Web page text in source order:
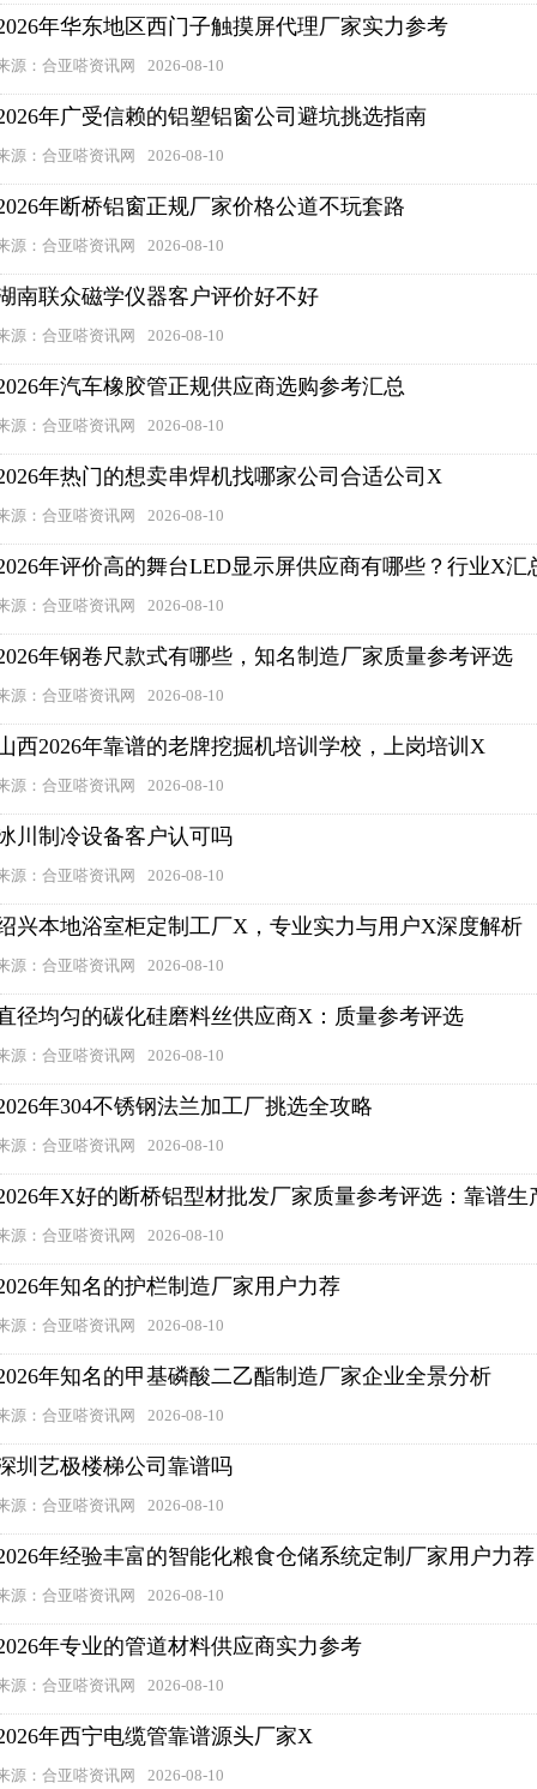
年华东地区西门子触摸屏代理厂家实力参考
源：合亚嗒资讯网 2026-08-10
年广受信赖的铝塑铝窗公司避坑挑选指南
源：合亚嗒资讯网 2026-08-10
年断桥铝窗正规厂家价格公道不玩套路
源：合亚嗒资讯网 2026-08-10
南联众磁学仪器客户评价好不好
源：合亚嗒资讯网 2026-08-10
年汽车橡胶管正规供应商选购参考汇总
源：合亚嗒资讯网 2026-08-10
年热门的想卖串焊机找哪家公司合适公司X
源：合亚嗒资讯网 2026-08-10
年评价高的舞台LED显示屏供应商有哪些？行业X汇
源：合亚嗒资讯网 2026-08-10
年钢卷尺款式有哪些，知名制造厂家质量参考评选
源：合亚嗒资讯网 2026-08-10
西2026年靠谱的老牌挖掘机培训学校，上岗培训X
源：合亚嗒资讯网 2026-08-10
川制冷设备客户认可吗
源：合亚嗒资讯网 2026-08-10
兴本地浴室柜定制工厂X，专业实力与用户X深度解析
源：合亚嗒资讯网 2026-08-10
径均匀的碳化硅磨料丝供应商X：质量参考评选
源：合亚嗒资讯网 2026-08-10
年304不锈钢法兰加工厂挑选全攻略
源：合亚嗒资讯网 2026-08-10
年X好的断桥铝型材批发厂家质量参考评选：靠谱生
源：合亚嗒资讯网 2026-08-10
年知名的护栏制造厂家用户力荐
源：合亚嗒资讯网 2026-08-10
年知名的甲基磷酸二乙酯制造厂家企业全景分析
源：合亚嗒资讯网 2026-08-10
圳艺极楼梯公司靠谱吗
源：合亚嗒资讯网 2026-08-10
年经验丰富的智能化粮食仓储系统定制厂家用户力荐
源：合亚嗒资讯网 2026-08-10
年专业的管道材料供应商实力参考
源：合亚嗒资讯网 2026-08-10
年西宁电缆管靠谱源头厂家X
源：合亚嗒资讯网 2026-08-10